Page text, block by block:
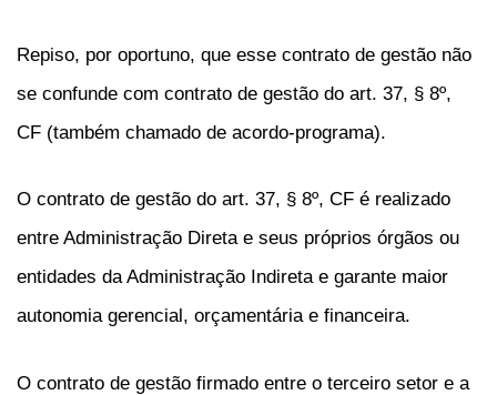
Repiso, por oportuno, que esse contrato de gestão não
se confunde com contrato de gestão do art. 37, § 8º,
CF (também chamado de acordo-programa).
O contrato de gestão do art. 37, § 8º, CF é realizado
entre Administração Direta e seus próprios órgãos ou
entidades da Administração Indireta e garante maior
autonomia gerencial, orçamentária e financeira.
O contrato de gestão firmado entre o terceiro setor e a